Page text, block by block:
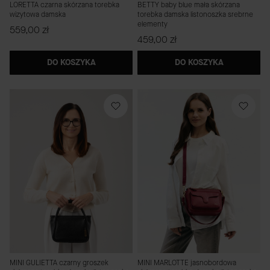
LORETTA czarna skórzana torebka
wizytowa damska
Cena
559,00 zł
DO KOSZYKA
BETTY baby blue mała skórzana
torebka damska listonoszka srebrne
elementy
Cena
459,00 zł
DO KOSZYKA
MINI GULIETTA czarny groszek
MINI MARLOTTE jasnobordowa